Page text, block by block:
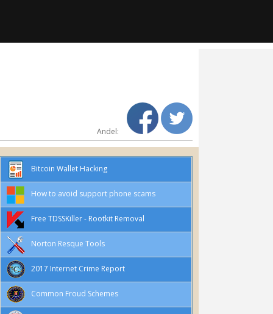
Andel:
Bitcoin Wallet Hacking
How to avoid support phone scams
Free TDSSKiller - Rootkit Removal
Norton Resque Tools
2017 Internet Crime Report
Common Froud Schemes